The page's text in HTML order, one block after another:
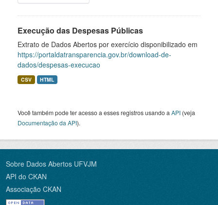
Execução das Despesas Públicas
Extrato de Dados Abertos por exercício disponibilizado em
https://portaldatransparencia.gov.br/download-de-
dados/despesas-execucao
CSV HTML
Você também pode ter acesso a esses registros usando a API (veja
Documentação da API).
Sobre Dados Abertos UFVJM
API do CKAN
Associação CKAN